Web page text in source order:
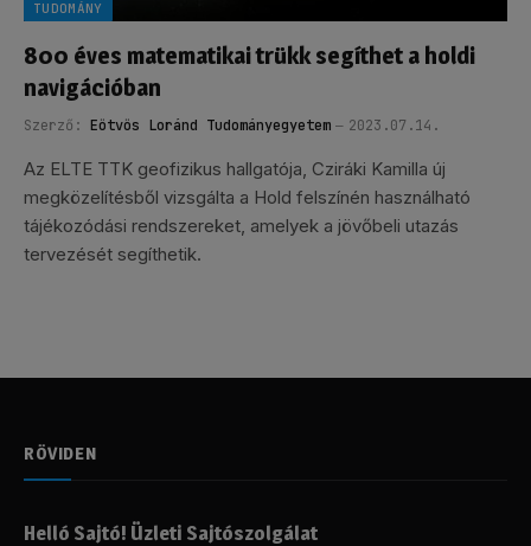
TUDOMÁNY
800 éves matematikai trükk segíthet a holdi
navigációban
Szerző: Eötvös Loránd Tudományegyetem 2023.07.14.
Az ELTE TTK geofizikus hallgatója, Cziráki Kamilla új
megközelítésből vizsgálta a Hold felszínén használható
tájékozódási rendszereket, amelyek a jövőbeli utazás
tervezését segíthetik.
RÖVIDEN
Helló Sajtó! Üzleti Sajtószolgálat